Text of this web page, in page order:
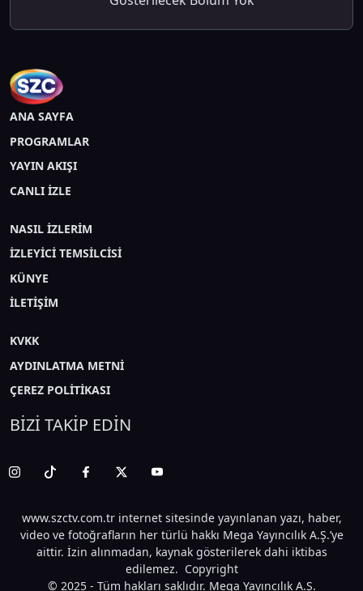
ANA SAYFA
PROGRAMLAR
YAYIN AKIŞI
CANLI İZLE
NASIL İZLERİM
İZLEYİCİ TEMSİLCİSİ
KÜNYE
İLETİŞİM
KVKK
AYDINLATMA METNİ
ÇEREZ POLİTİKASI
BİZİ TAKİP EDİN
www.szctv.com.tr internet sitesinde yayınlanan yazı, haber,
video ve fotoğrafların her türlü hakkı Mega Yayıncılık A.Ş.’ye
aittir. İzin alınmadan, kaynak gösterilerek dahi iktibas
edilemez. Copyright
© 2025 - Tüm hakları saklıdır. Mega Yayıncılık A.Ş.